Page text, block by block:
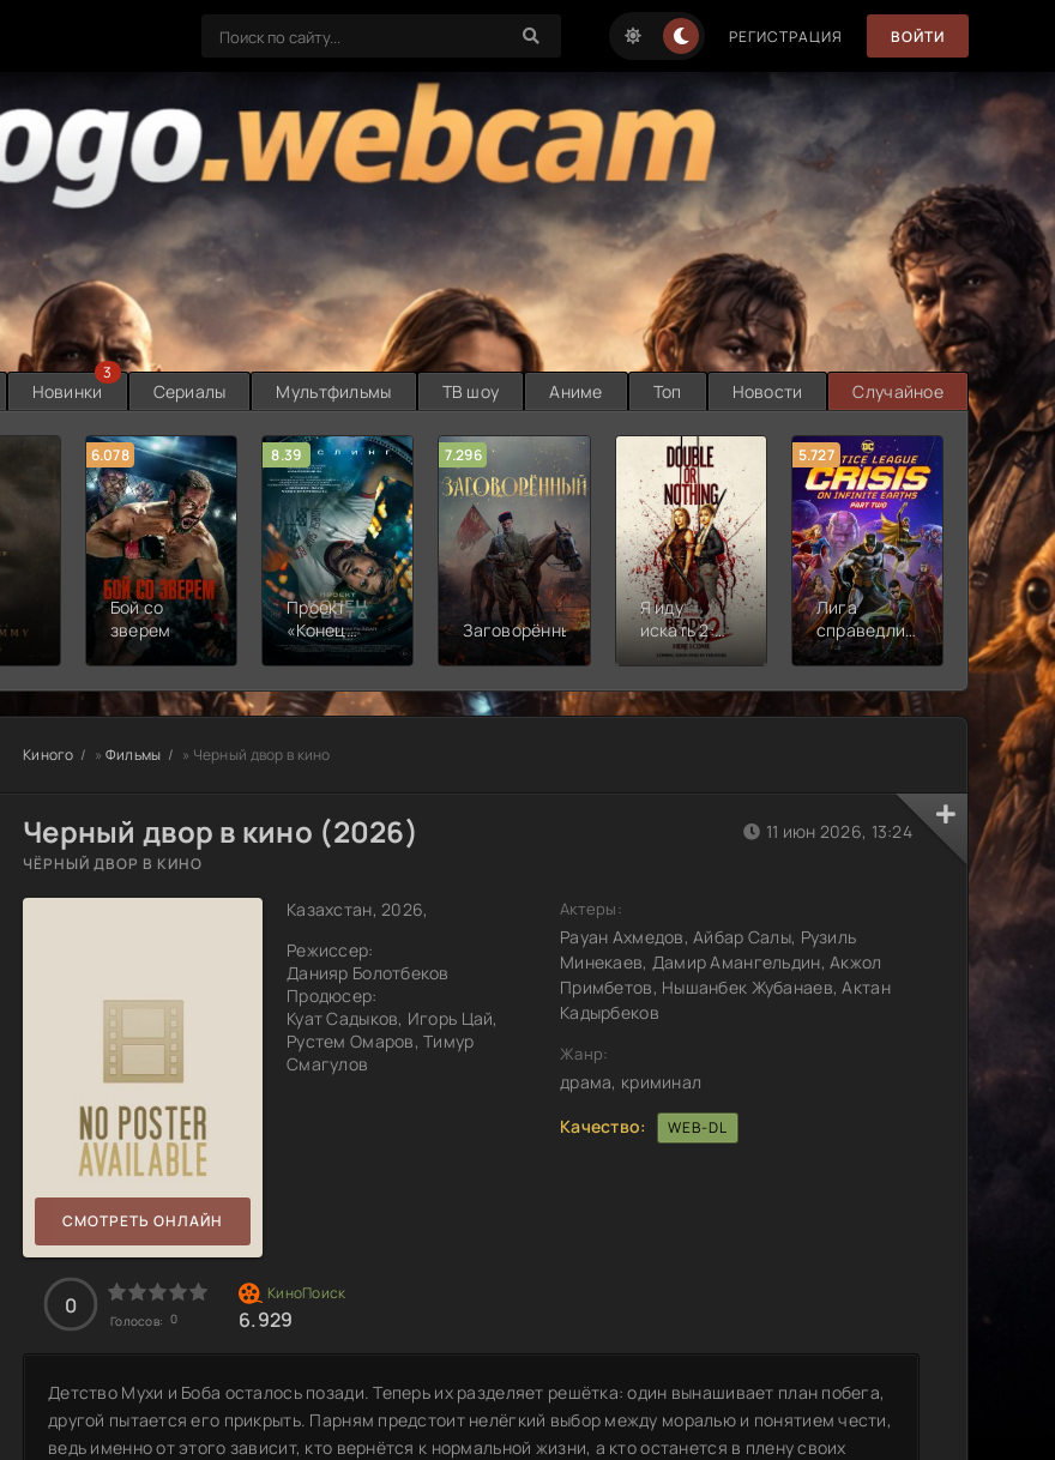
РЕГИСТРАЦИЯ ВОЙТИ
Новинки
3
Сериалы Мультфильмы ТВ шоу Аниме Топ Новости Случайное
6.078
Бой со
зверем
8.39
Проект
«Конец
света»
7.296
Заговорённый
Я иду
искать 2:
Вот и я
5.727
Лига
справедливости:
Кризис на
землях.
Часть 2
8.889
Новая
смена
Киного » Фильмы » Черный двор в кино
Черный двор в кино (2026)
ЧЁРНЫЙ ДВОР В КИНО
СМОТРЕТЬ ОНЛАЙН
Казахстан, 2026,
Режиссер:
Данияр Болотбеков
Продюсер:
Куат Садыков, Игорь Цай,
Рустем Омаров, Тимур
Смагулов
11 июн 2026, 13:24
Актеры:
Рауан Ахмедов, Айбар Салы, Рузиль
Минекаев, Дамир Амангельдин, Акжол
Примбетов, Нышанбек Жубанаев, Актан
Кадырбеков
Жанр:
драма, криминал
Качество:
WEB-DL
0
Голосов: 0 6.929
Детство Мухи и Боба осталось позади. Теперь их разделяет решётка: один вынашивает план побега,
другой пытается его прикрыть. Парням предстоит нелёгкий выбор между моралью и понятием чести,
ведь именно от этого зависит, кто вернётся к нормальной жизни, а кто останется в плену своих